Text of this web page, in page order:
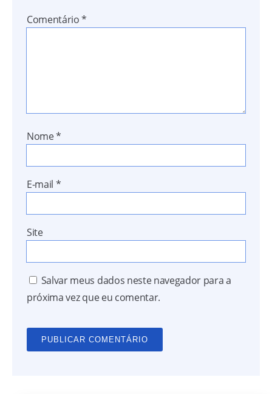
Comentário*
Nome*
E-mail *
Site
Salvar meus dados neste navegador para a
próxima vez que eu comentar.